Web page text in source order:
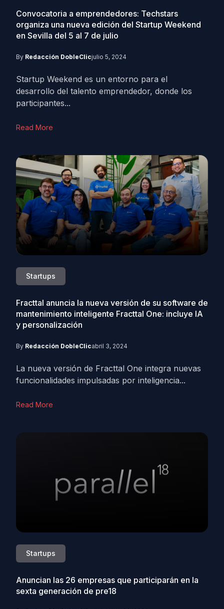
Convocatoria a emprendedores: Techstars
organiza una nueva edición del Startup Weekend
en Sevilla del 5 al 7 de julio
By Redacción DobleClicjulio 5, 2024
Startup Weekend es un entorno para el
desarrollo del talento emprendedor, donde los
participantes...
Read More
Startups
Fracttal anuncia la nueva versión de su software de
mantenimiento inteligente Fracttal One: incluye IA
y personalización
By Redacción DobleClicabril 3, 2024
La nueva versión de Fracttal One integra nuevas
funcionalidades impulsadas por inteligencia...
Read More
Startups
Anuncian las 26 empresas que participarán en la
sexta generación de pre18